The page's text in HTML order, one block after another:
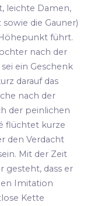
leichte Damen,
die Gauner)
führt.
nach der
ein Geschenk
darauf das
nach der
der peinlichen
flüchtet kurze
den Verdacht
Mit der Zeit
gesteht, dass er
Imitation
Kette